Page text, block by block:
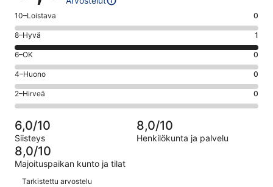
Arvosana
10
-
Loistava.
0
kautta
1
arvostelua
10–Loistava 0
Arvosana
8
-
Hyvä.
1
kautta
1
arvostelua
8–Hyvä 1
Arvosana
6
-
OK.
0
1
arvostelua
6–OK 0
Arvosana
4
-
Huono.
0
kautta
1
arvostelua
4–Huono 0
Arvosana
2
-
Hirveä.
0
kautta
1
arvostelua
2–Hirveä 0
6,0/10
Siisteys
8,0/10
Henkilökunta ja palvelu
8,0/10
Majoituspaikan kunto ja tilat
Arvostelut
Tarkistettu arvostelu